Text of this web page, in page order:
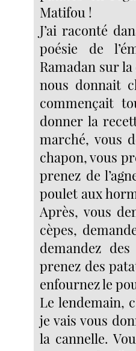
Matifou !
J’ai raconté
poésie de
Ramadan sur
nous donnait
commençait
donner la
marché, vous
chapon, vous
prenez de
poulet aux
Après, vous
cèpes,
demandez
prenez des
enfournez le
Le lendemain,
je vais vous
la cannelle.